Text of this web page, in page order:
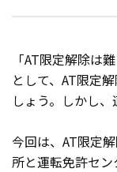
「AT限定解除は
として、AT限定
しょう。しかし、
今回は、AT限定
所と運転免許セン